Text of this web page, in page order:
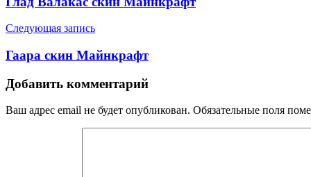
Следующая запись
Гаара скин Майнкрафт
Добавить комментарий
Ваш адрес email не будет опубликован. Обязательные поля